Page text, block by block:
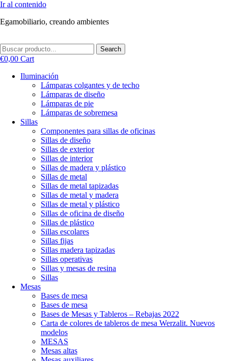
Ir al contenido
Egamobiliario, creando ambientes
Search
€0,00 Cart
Iluminación
Lámparas colgantes y de techo
Lámparas de diseño
Lámparas de pie
Lámparas de sobremesa
Sillas
Componentes para sillas de oficinas
Sillas de diseño
Sillas de exterior
Sillas de interior
Sillas de madera y plástico
Sillas de metal
Sillas de metal tapizadas
Sillas de metal y madera
Sillas de metal y plástico
Sillas de oficina de diseño
Sillas de plástico
Sillas escolares
Sillas fijas
Sillas madera tapizadas
Sillas operativas
Sillas y mesas de resina
Sillas
Mesas
Bases de mesa
Bases de mesa
Bases de Mesas y Tableros – Rebajas 2022
Carta de colores de tableros de mesa Werzalit. Nuevos
modelos
MESAS
Mesas altas